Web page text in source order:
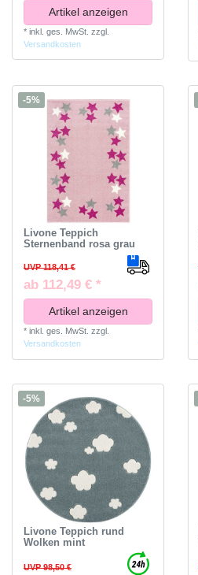
Artikel anzeigen
* inkl. ges. MwSt. zzgl.
Versandkosten
-5%
Livone Teppich
Sternenband rosa grau
UVP 118,41 €
ab 112,49 € *
Artikel anzeigen
* inkl. ges. MwSt. zzgl.
Versandkosten
-5%
Livone Teppich rund
Wolken mint
UVP 98,50 €